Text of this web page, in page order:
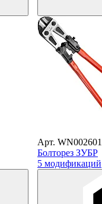
Арт.
Болторез ЗУБР
5 модификаций